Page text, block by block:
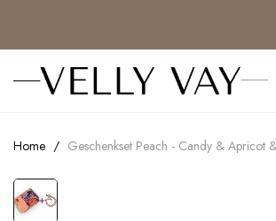
Home Geschenkset Peach - Candy & Apricot
Skip
to